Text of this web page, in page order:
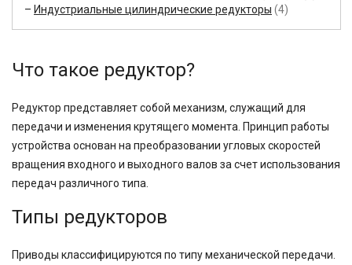
Индустриальные цилиндрические редукторы (4)
Что такое редуктор?
Редуктор представляет собой механизм, служащий для
передачи и изменения крутящего момента. Принцип работы
устройства основан на преобразовании угловых скоростей
вращения входного и выходного валов за счет использования
передач различного типа.
Типы редукторов
Приводы классифицируются по типу механической передачи.